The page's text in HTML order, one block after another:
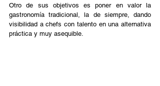
Otro de sus objetivos es poner en valor la
gastronomía tradicional, la de siempre, dando
visibilidad a chefs con talento en una alternativa
práctica y muy asequible.